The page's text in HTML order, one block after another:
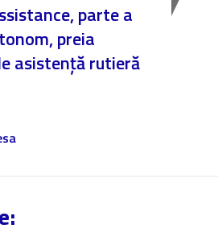
parte a
preia
asistență rutieră